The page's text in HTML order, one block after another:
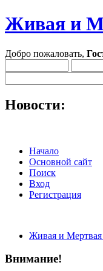
Живая и
Добро пожаловать,
Новости:
Начало
Основной сайт
Поиск
Вход
Регистрация
Живая и Мертвая
Внимание!